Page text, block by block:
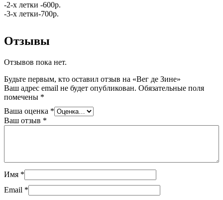
-2-х летки -600р.
-3-х летки-700р.
Отзывы
Отзывов пока нет.
Будьте первым, кто оставил отзыв на «Вег де Зине»
Ваш адрес email не будет опубликован. Обязательные поля
помечены *
Ваша оценка *
Ваш отзыв *
Имя *
Email *